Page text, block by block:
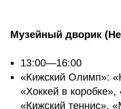
Музейный дворик
13:00—16:00
«Кижский Олимп»:
«Хоккей в
«Кижский теннис»,